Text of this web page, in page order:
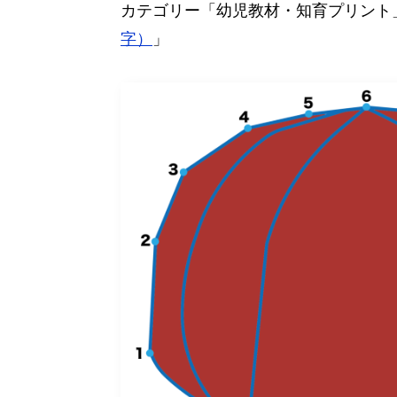
カテゴリー「幼児教材・知育プリン
字）
」